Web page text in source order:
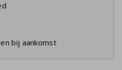
bij aankomst